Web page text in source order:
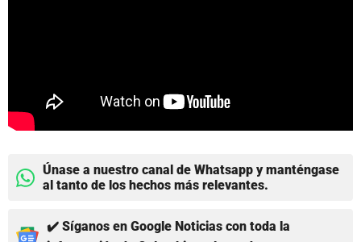
Únase a nuestro canal de Whatsapp y manténgase
al tanto de los hechos más relevantes.
✔️ Síganos en Google Noticias con toda la